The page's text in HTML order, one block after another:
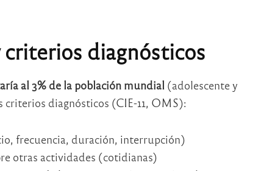
diagnósticos
al 3% de la población mundial (adolescente y
diagnósticos (CIE-11, OMS):
frecuencia, duración, interrupción)
otras actividades (cotidianas)